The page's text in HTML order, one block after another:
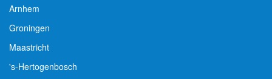
Arnhem
Groningen
Maastricht
's-Hertogenbosch